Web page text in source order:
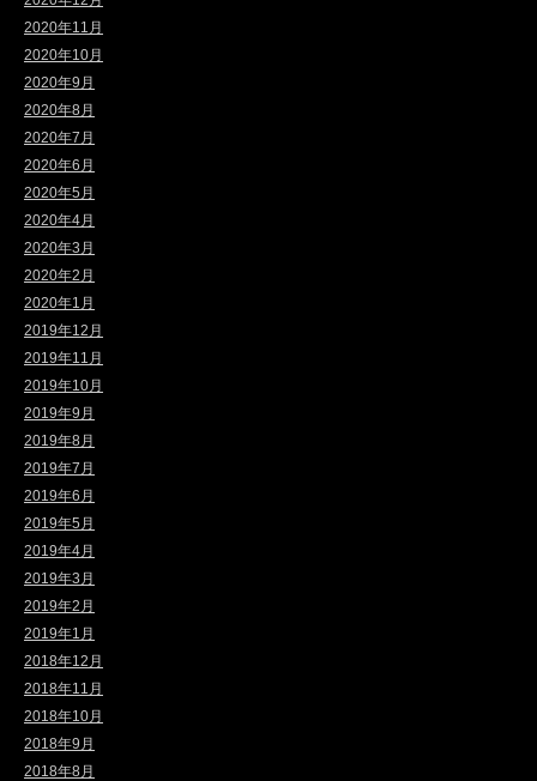
2020年11月
2020年10月
2020年9月
2020年8月
2020年7月
2020年6月
2020年5月
2020年4月
2020年3月
2020年2月
2020年1月
2019年12月
2019年11月
2019年10月
2019年9月
2019年8月
2019年7月
2019年6月
2019年5月
2019年4月
2019年3月
2019年2月
2019年1月
2018年12月
2018年11月
2018年10月
2018年9月
2018年8月